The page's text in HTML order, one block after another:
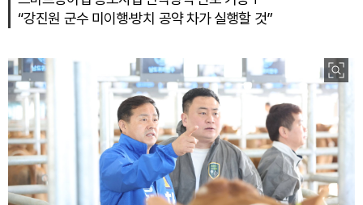
“강진원 군수 미이행·방치 공약 차가 실행할 것”